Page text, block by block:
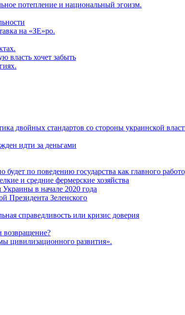
потепление и национальный эгоизм.
на «ЗЕ»ро.
власть хочет забыть
двойных стандартов со стороны украинской
идти за деньгами
по поведению государства как главного
и средние фермерские хозяйства
в начале 2020 года
Президента Зеленского
справедливость или кризис доверия
цивилизационного развития».